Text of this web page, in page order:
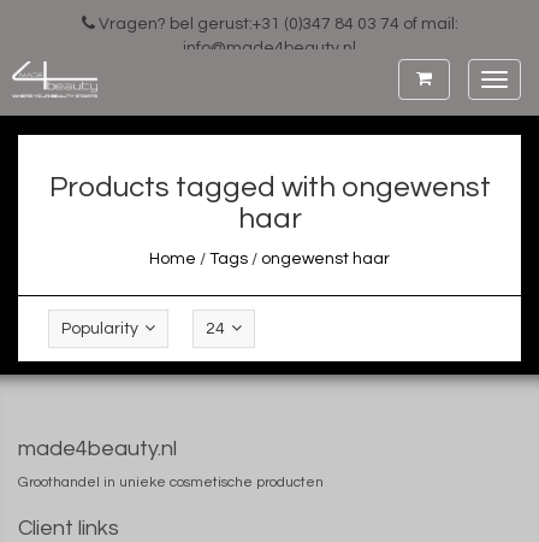
Vragen? bel gerust:+31 (0)347 84 03 74 of mail:
info@made4beauty.nl
Products tagged with ongewenst
haar
Home / Tags / ongewenst haar
Popularity 24
made4beauty.nl
Groothandel in unieke cosmetische producten
Client links